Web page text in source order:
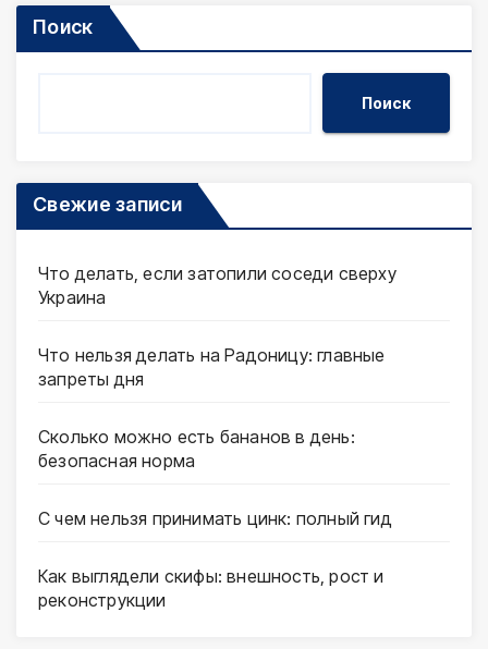
Поиск
Поиск
Свежие записи
Что делать, если затопили соседи сверху
Украина
Что нельзя делать на Радоницу: главные
запреты дня
Сколько можно есть бананов в день:
безопасная норма
С чем нельзя принимать цинк: полный гид
Как выглядели скифы: внешность, рост и
реконструкции